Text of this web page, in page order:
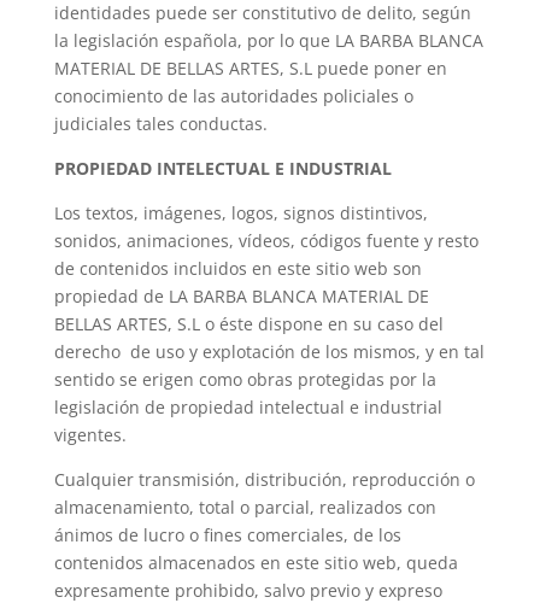
identidades puede ser constitutivo de delito, según
la legislación española, por lo que LA BARBA BLANCA
MATERIAL DE BELLAS ARTES, S.L puede poner en
conocimiento de las autoridades policiales o
judiciales tales conductas.
PROPIEDAD INTELECTUAL E INDUSTRIAL
Los textos, imágenes, logos, signos distintivos,
sonidos, animaciones, vídeos, códigos fuente y resto
de contenidos incluidos en este sitio web son
propiedad de LA BARBA BLANCA MATERIAL DE
BELLAS ARTES, S.L o éste dispone en su caso del
derecho de uso y explotación de los mismos, y en tal
sentido se erigen como obras protegidas por la
legislación de propiedad intelectual e industrial
vigentes.
Cualquier transmisión, distribución, reproducción o
almacenamiento, total o parcial, realizados con
ánimos de lucro o fines comerciales, de los
contenidos almacenados en este sitio web, queda
expresamente prohibido, salvo previo y expreso